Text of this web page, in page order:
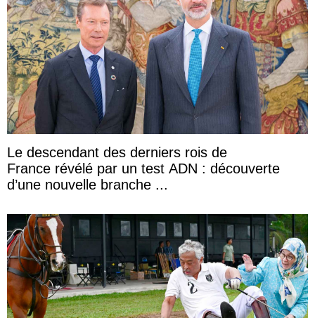
Le descendant des derniers rois de
France révélé par un test ADN : découverte
d’une nouvelle branche ...